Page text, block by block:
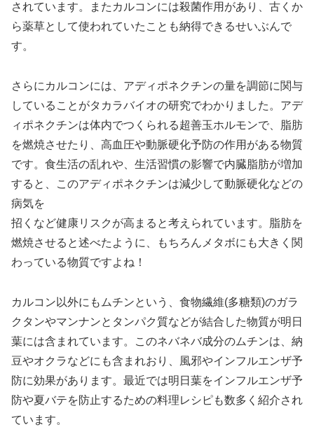
されています。またカルコンには殺菌作用があり、古くか
ら薬草として使われていたことも納得できるせいぶんで
す。
さらにカルコンには、アディポネクチンの量を調節に関与
していることがタカラバイオの研究でわかりました。アデ
ィポネクチンは体内でつくられる超善玉ホルモンで、脂肪
を燃焼させたり、高血圧や動脈硬化予防の作用がある物質
です。食生活の乱れや、生活習慣の影響で内臓脂肪が増加
すると、このアディポネクチンは減少して動脈硬化などの
病気を
招くなど健康リスクが高まると考えられています。脂肪を
燃焼させると述べたように、もちろんメタボにも大きく関
わっている物質ですよね！
カルコン以外にもムチンという、食物繊維(多糖類)のガラ
クタンやマンナンとタンパク質などが結合した物質が明日
葉には含まれています。このネバネバ成分のムチンは、納
豆やオクラなどにも含まれおり、風邪やインフルエンザ予
防に効果があります。最近では明日葉をインフルエンザ予
防や夏バテを防止するための料理レシピも数多く紹介され
ています。